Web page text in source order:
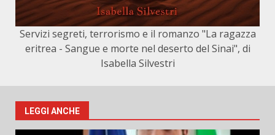
Servizi segreti, terrorismo e il romanzo "La ragazza
eritrea - Sangue e morte nel deserto del Sinai", di
Isabella Silvestri
LEGGI ANCHE